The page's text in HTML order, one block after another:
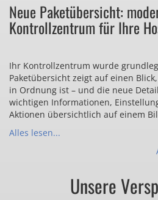
Neue Paketübersicht:
Kontrollzentrum für Ihre
Ihr Kontrollzentrum wurde
Paketübersicht zeigt auf einen
in Ordnung ist – und die neue
wichtigen Informationen,
Aktionen übersichtlich auf einem
Alles lesen...
Unsere